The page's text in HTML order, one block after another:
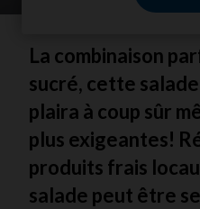
La combinaison
sucré, cette
plaira à coup sûr
plus exigeantes!
produits frais
salade peut être